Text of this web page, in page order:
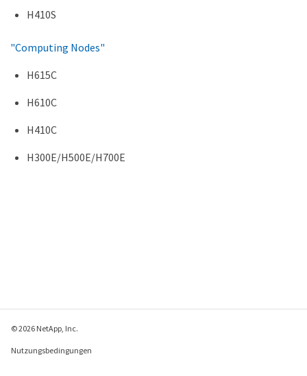
H410S
"Computing Nodes"
H615C
H610C
H410C
H300E/H500E/H700E
© 2026 NetApp, Inc.
Nutzungsbedingungen